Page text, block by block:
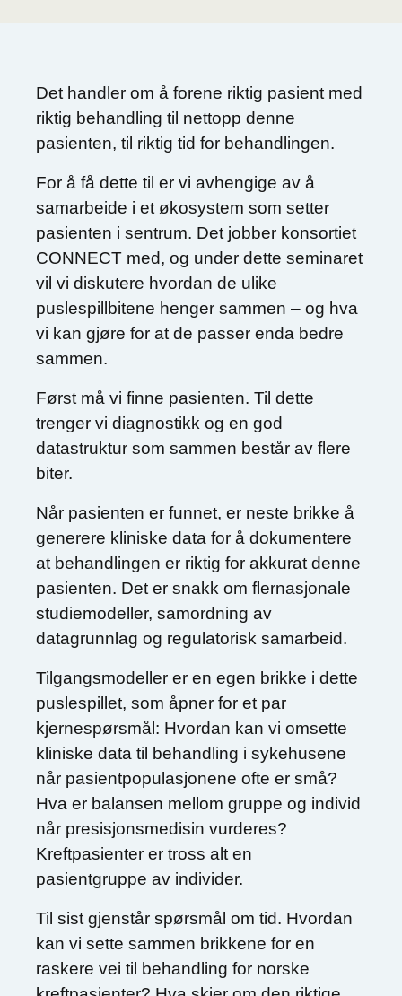
Det handler om å forene riktig pasient med
riktig behandling til nettopp denne
pasienten, til riktig tid for behandlingen.
For å få dette til er vi avhengige av å
samarbeide i et økosystem som setter
pasienten i sentrum. Det jobber konsortiet
CONNECT med, og under dette seminaret
vil vi diskutere hvordan de ulike
puslespillbitene henger sammen – og hva
vi kan gjøre for at de passer enda bedre
sammen.
Først må vi finne pasienten. Til dette
trenger vi diagnostikk og en god
datastruktur som sammen består av flere
biter.
Når pasienten er funnet, er neste brikke å
generere kliniske data for å dokumentere
at behandlingen er riktig for akkurat denne
pasienten. Det er snakk om flernasjonale
studiemodeller, samordning av
datagrunnlag og regulatorisk samarbeid.
Tilgangsmodeller er en egen brikke i dette
puslespillet, som åpner for et par
kjernespørsmål: Hvordan kan vi omsette
kliniske data til behandling i sykehusene
når pasientpopulasjonene ofte er små?
Hva er balansen mellom gruppe og individ
når presisjonsmedisin vurderes?
Kreftpasienter er tross alt en
pasientgruppe av individer.
Til sist gjenstår spørsmål om tid. Hvordan
kan vi sette sammen brikkene for en
raskere vei til behandling for norske